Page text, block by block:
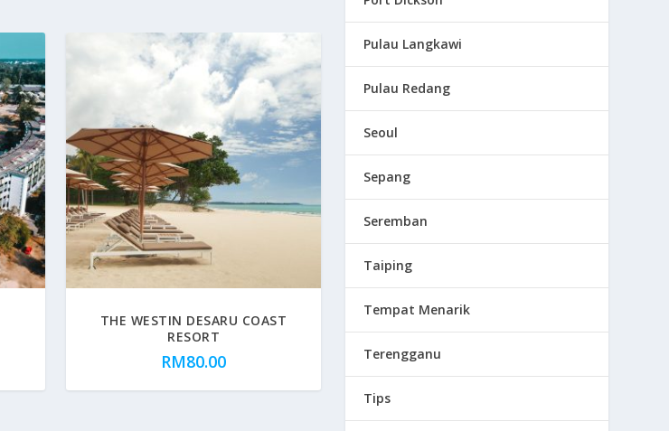
THE WESTIN DESARU COAST
RESORT
RM80.00
Pulau Langkawi
Pulau Redang
Seoul
Sepang
Seremban
Taiping
Tempat Menarik
Terengganu
Tips